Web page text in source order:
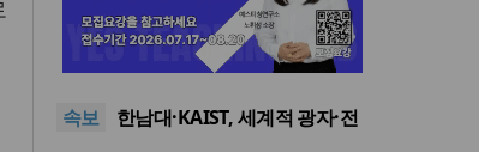
속보
느헤미야 연합기도회, ‘왕의 기
도’로 나라·한국교회·다음세대
세기총 “자유를 지키며 하나 된
시장 담은 로컬 매거진 ‘포항집’
한남대·KAIST, 세계적 광자·전